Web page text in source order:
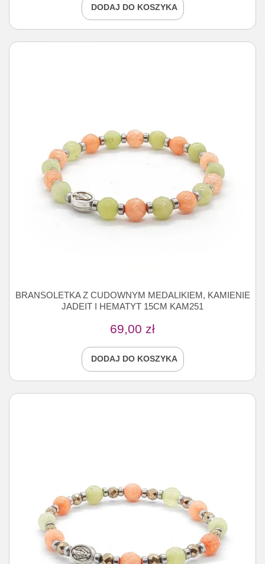
DODAJ DO KOSZYKA
BRANSOLETKA Z CUDOWNYM MEDALIKIEM, KAMIENIE
JADEIT I HEMATYT 15CM KAM251
69,00 zł
DODAJ DO KOSZYKA